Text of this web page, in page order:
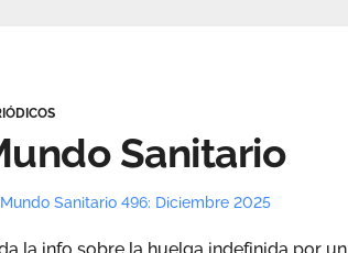
Sanitario
Mundo Sanitario 496: Diciembre 2025